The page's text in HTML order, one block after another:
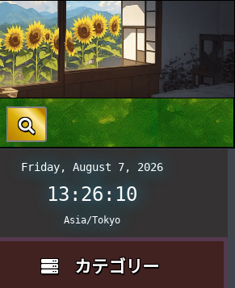
Friday, August 7, 2026
13:26:11
Asia/Tokyo
カテゴリー